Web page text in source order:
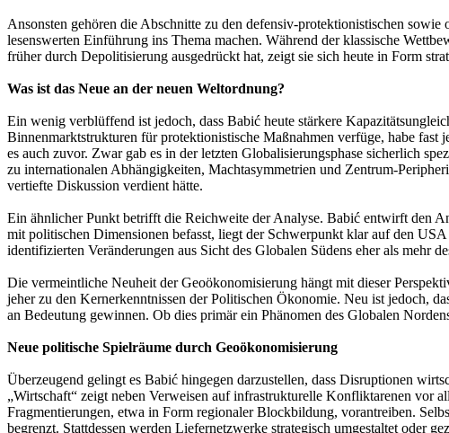
Ansonsten gehören die Abschnitte zu den defensiv-protektionistischen
lesenswerten Einführung ins Thema machen. Während der klassische
früher durch Depolitisierung ausgedrückt hat, zeigt sie sich heute in Form
Was ist das Neue an der neuen Weltordnung?
Ein wenig verblüffend ist jedoch, dass Babić heute stärkere
Binnenmarktstrukturen für protektionistische Maßnahmen verfüge, habe fast
es auch zuvor. Zwar gab es in der letzten Globalisierungsphase sicherlich
zu internationalen Abhängigkeiten, Machtasymmetrien und Zentrum-
vertiefte Diskussion verdient hätte.
Ein ähnlicher Punkt betrifft die Reichweite der Analyse. Babić entwirft den
mit politischen Dimensionen befasst, liegt der Schwerpunkt klar auf den
identifizierten Veränderungen aus Sicht des Globalen Südens eher als mehr
Die vermeintliche Neuheit der Geoökonomisierung hängt mit dieser
jeher zu den Kernerkenntnissen der Politischen Ökonomie. Neu ist jedoch,
an Bedeutung gewinnen. Ob dies primär ein Phänomen des Globalen
Neue politische Spielräume durch Geoökonomisierung
Überzeugend gelingt es Babić hingegen darzustellen, dass Disruptionen
„Wirtschaft“ zeigt neben Verweisen auf infrastrukturelle Konfliktarenen vor
Fragmentierungen, etwa in Form regionaler Blockbildung, vorantreiben.
begrenzt. Stattdessen werden Liefernetzwerke strategisch umgestaltet oder